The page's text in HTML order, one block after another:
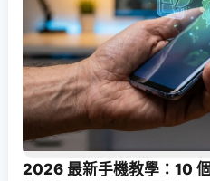
2026 最新手機教學：10